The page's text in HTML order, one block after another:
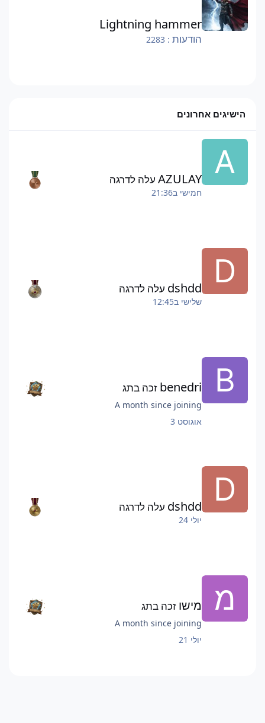
Lightning hammer
הודעות : 2283
הישיגים אחרונים
AZULAY עלה לדרגה
חמישי ב21:36
dshdd עלה לדרגה
שלישי ב12:45
benedri זכה בתג
A month since joining
אוגוסט 3
dshdd עלה לדרגה
יולי 24
מישו זכה בתג
A month since joining
יולי 21